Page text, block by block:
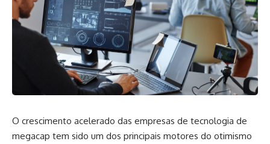
O crescimento acelerado das empresas de tecnologia de
megacap tem sido um dos principais motores do otimismo